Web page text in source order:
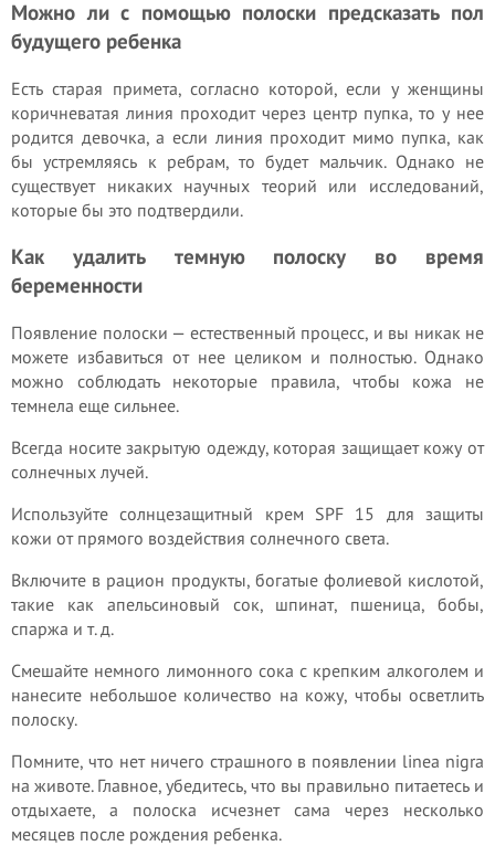
Можно ли с помощью полоски предсказать пол
будущего ребенка
Есть старая примета, согласно которой, если у женщины
коричневатая линия проходит через центр пупка, то у нее
родится девочка, а если линия проходит мимо пупка, как
бы устремляясь к ребрам, то будет мальчик. Однако не
существует никаких научных теорий или исследований,
которые бы это подтвердили.
Как удалить темную полоску во время
беременности
Появление полоски — естественный процесс, и вы никак не
можете избавиться от нее целиком и полностью. Однако
можно соблюдать некоторые правила, чтобы кожа не
темнела еще сильнее.
Всегда носите закрытую одежду, которая защищает кожу от
солнечных лучей.
Используйте солнцезащитный крем SPF 15 для защиты
кожи от прямого воздействия солнечного света.
Включите в рацион продукты, богатые фолиевой кислотой,
такие как апельсиновый сок, шпинат, пшеница, бобы,
спаржа и т. д.
Смешайте немного лимонного сока с крепким алкоголем и
нанесите небольшое количество на кожу, чтобы осветлить
полоску.
Помните, что нет ничего страшного в появлении linea nigra
на животе. Главное, убедитесь, что вы правильно питаетесь и
отдыхаете, а полоска исчезнет сама через несколько
месяцев после рождения ребенка.